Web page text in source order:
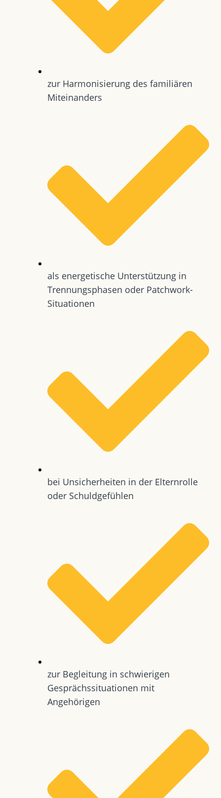
zur Harmonisierung des familiären
Miteinanders
als energetische Unterstützung in
Trennungsphasen oder Patchwork-
Situationen
bei Unsicherheiten in der Elternrolle
oder Schuldgefühlen
zur Begleitung in schwierigen
Gesprächssituationen mit
Angehörigen